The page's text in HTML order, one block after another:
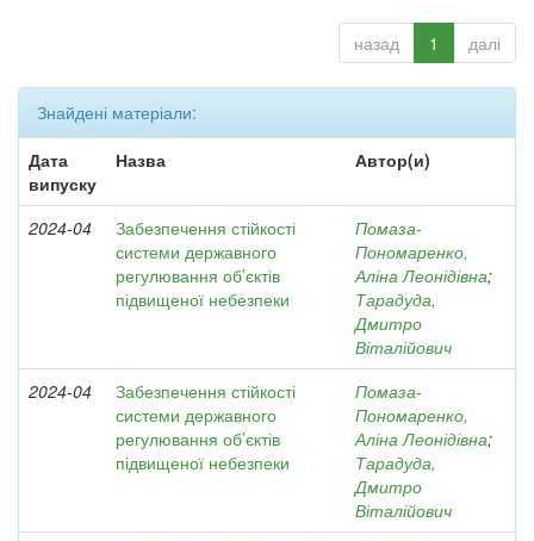
назад 1 далі
Знайдені матеріали:
Дата
випуску
Назва Автор(и)
2024-04
Забезпечення стійкості
системи державного
регулювання об’єктів
підвищеної небезпеки
Помаза-
Пономаренко,
Аліна Леонідівна;
Тарадуда,
Дмитро
Віталійович
2024-04
Забезпечення стійкості
системи державного
регулювання об’єктів
підвищеної небезпеки
Помаза-
Пономаренко,
Аліна Леонідівна;
Тарадуда,
Дмитро
Віталійович